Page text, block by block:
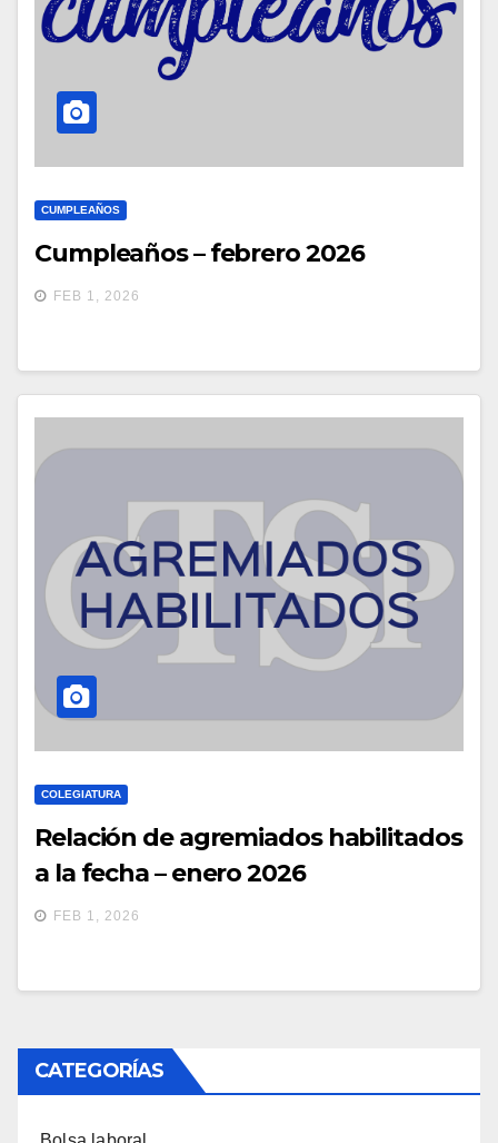
CUMPLEAÑOS
Cumpleaños – febrero 2026
FEB 1, 2026
COLEGIATURA
Relación de agremiados habilitados
a la fecha – enero 2026
FEB 1, 2026
CATEGORÍAS